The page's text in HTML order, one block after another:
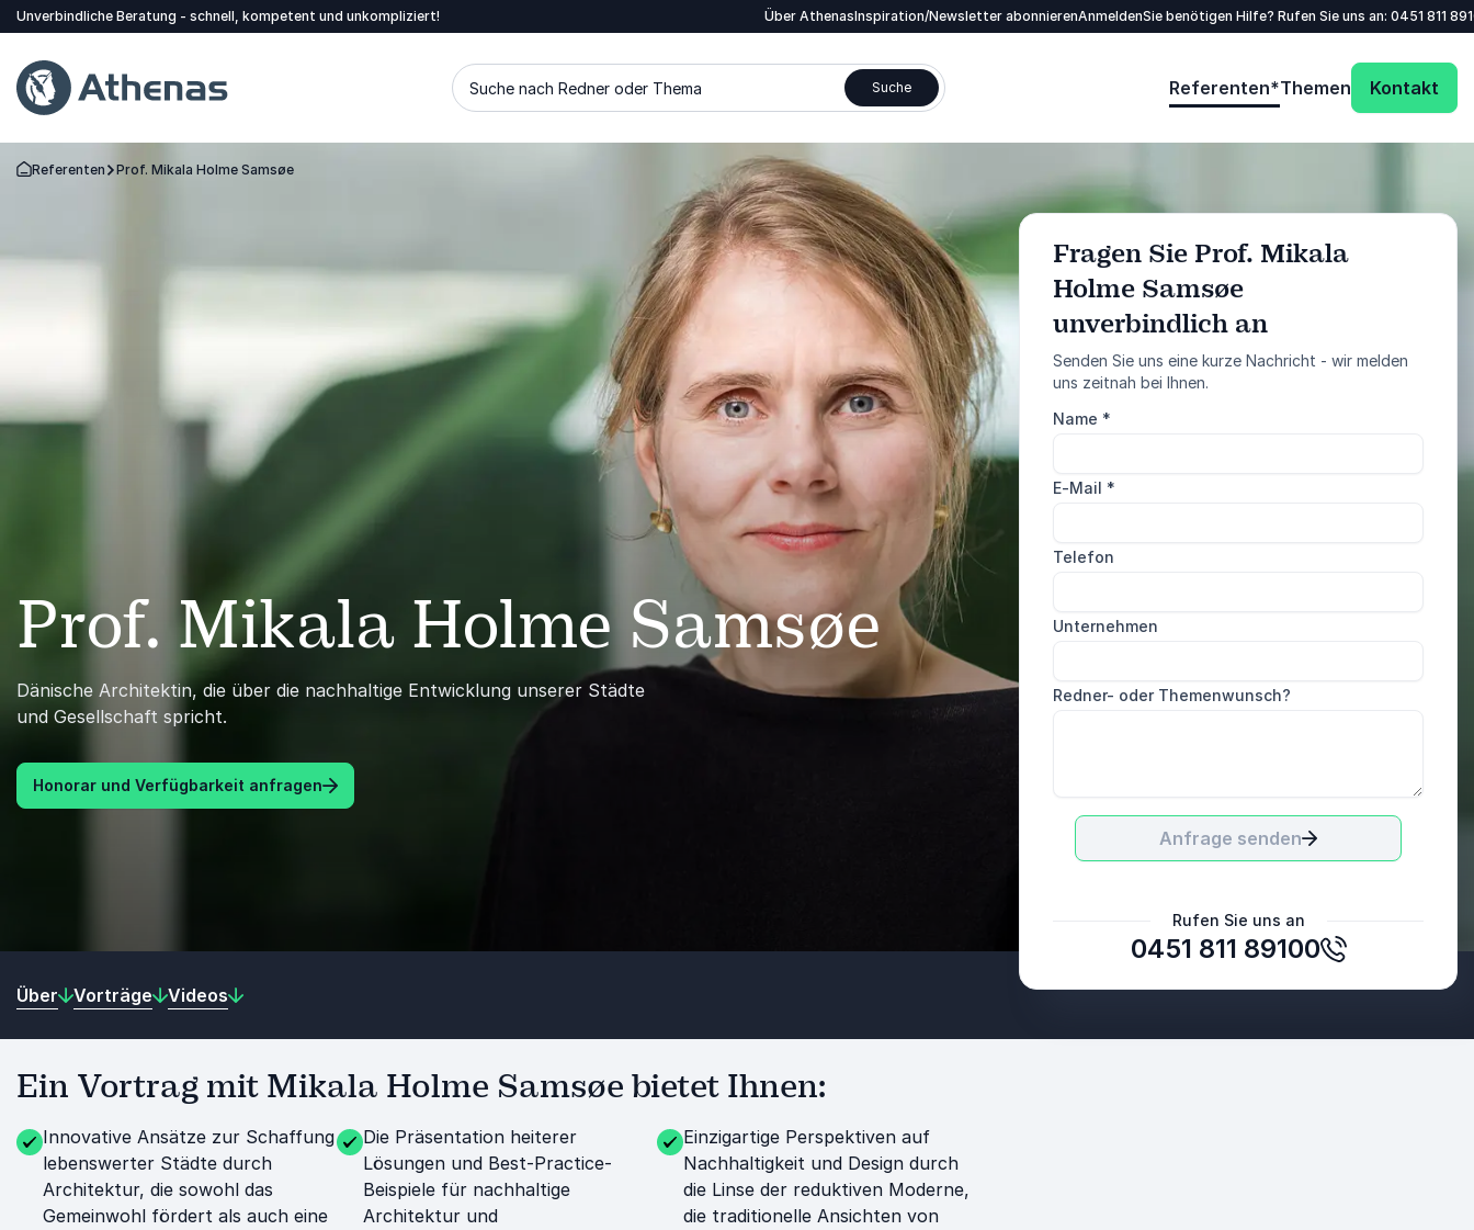
Unverbindliche Beratung - schnell, kompetent und unkompliziert! Über AthenasInspiration/Newsletter abonnierenAnmeldenSie benötigen Hilfe? Rufen Sie uns an: 0451 811
Suche nach Redner oder Thema Suche Referenten*Themen Kontakt
Zurück zur Startseite
Referenten Prof. Mikala Holme Samsøe
Prof. Mikala Holme Samsøe
Dänische Architektin, die über die nachhaltige Entwicklung unserer Städte
und Gesellschaft spricht.
Honorar und Verfügbarkeit anfragen
Fragen Sie Prof. Mikala
Holme Samsøe
unverbindlich an
Senden Sie uns eine kurze Nachricht - wir melden
uns zeitnah bei Ihnen.
Name *
E-Mail *
Telefon
Unternehmen
Redner- oder Themenwunsch?
Anfrage senden
Rufen Sie uns an
0451 811 89100
Anfrage senden
Rufen Sie uns an
5 von 5
Über Vorträge Videos
Ein Vortrag mit Mikala Holme Samsøe bietet Ihnen:
Innovative Ansätze zur Schaffung
lebenswerter Städte durch
Architektur, die sowohl das
Gemeinwohl fördert als auch eine
Die Präsentation heiterer
Lösungen und Best-Practice-
Beispiele für nachhaltige
Architektur und
Einzigartige Perspektiven auf
Nachhaltigkeit und Design durch
die Linse der reduktiven Moderne,
die traditionelle Ansichten von